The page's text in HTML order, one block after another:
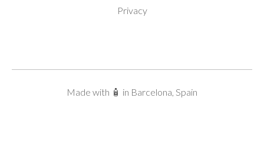
Privacy
Made with 🧴 in Barcelona, Spain